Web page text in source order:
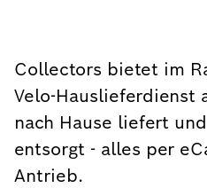
Collectors bietet im
Velo-Hauslieferdienst
nach Hause liefert
entsorgt - alles per
Antrieb.